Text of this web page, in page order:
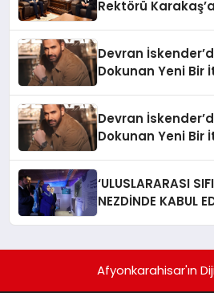
Rektörü
Devran
Dokunan Yeni Bir
Devran
Dokunan Yeni Bir
‘ULUSLARARASI
NEZDİNDE KABUL
Afyonkarahisar'ın